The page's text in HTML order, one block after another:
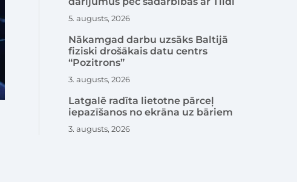
5. augusts, 2026
Nākamgad darbu uzsāks Baltijā
fiziski drošākais datu centrs
“Pozitrons”
3. augusts, 2026
Latgalē radīta lietotne pārceļ
iepazīšanos no ekrāna uz bāriem
3. augusts, 2026